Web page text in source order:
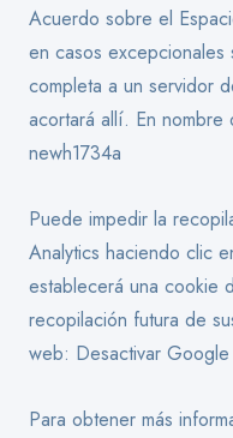
Acuerdo sobre el
en casos
completa a un servidor
acortará allí. En
newh1734a
Puede impedir la
Analytics haciendo clic
establecerá una cookie
recopilación futura de
web: Desactivar Google
Para obtener más